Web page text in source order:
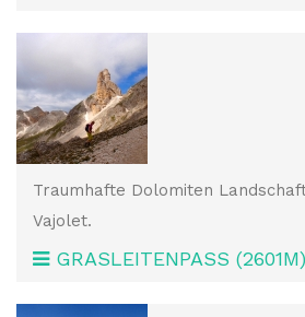
Traumhafte Dolomiten
Vajolet.
GRASLEITENPASS